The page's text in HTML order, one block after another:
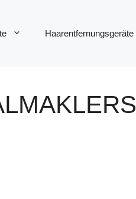
Haarentfernungsgeräte